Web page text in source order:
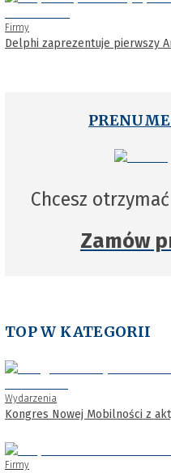
Firmy
Delphi zaprezentuje pierwszy
Chcesz
Zamów
TOP W KATEGORII
Wydarzenia
Kongres Nowej Mobilności z
Firmy